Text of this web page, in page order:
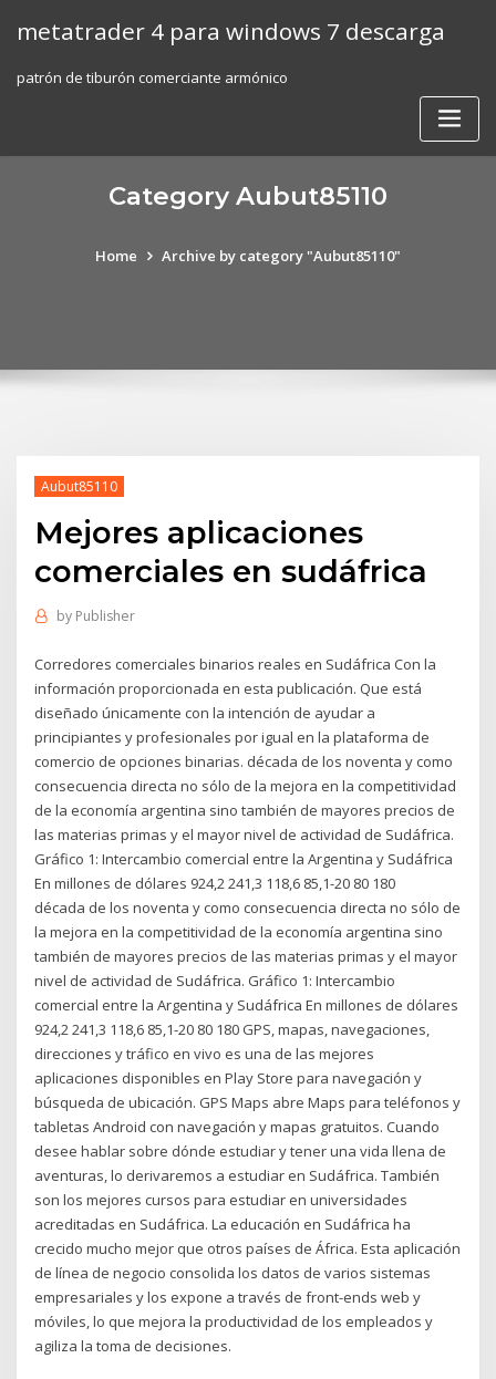
metatrader 4 para windows 7 descarga
patrón de tiburón comerciante armónico
Category Aubut85110
Home Archive by category "Aubut85110"
Aubut85110
Mejores aplicaciones
comerciales en sudáfrica
by Publisher
Corredores comerciales binarios reales en Sudáfrica Con la
información proporcionada en esta publicación. Que está
diseñado únicamente con la intención de ayudar a
principiantes y profesionales por igual en la plataforma de
comercio de opciones binarias. década de los noventa y como
consecuencia directa no sólo de la mejora en la competitividad
de la economía argentina sino también de mayores precios de
las materias primas y el mayor nivel de actividad de Sudáfrica.
Gráfico 1: Intercambio comercial entre la Argentina y Sudáfrica
En millones de dólares 924,2 241,3 118,6 85,1-20 80 180
década de los noventa y como consecuencia directa no sólo de
la mejora en la competitividad de la economía argentina sino
también de mayores precios de las materias primas y el mayor
nivel de actividad de Sudáfrica. Gráfico 1: Intercambio
comercial entre la Argentina y Sudáfrica En millones de dólares
924,2 241,3 118,6 85,1-20 80 180 GPS, mapas, navegaciones,
direcciones y tráfico en vivo es una de las mejores
aplicaciones disponibles en Play Store para navegación y
búsqueda de ubicación. GPS Maps abre Maps para teléfonos y
tabletas Android con navegación y mapas gratuitos. Cuando
desee hablar sobre dónde estudiar y tener una vida llena de
aventuras, lo derivaremos a estudiar en Sudáfrica. También
son los mejores cursos para estudiar en universidades
acreditadas en Sudáfrica. La educación en Sudáfrica ha
crecido mucho mejor que otros países de África. Esta aplicación
de línea de negocio consolida los datos de varios sistemas
empresariales y los expone a través de front-ends web y
móviles, lo que mejora la productividad de los empleados y
agiliza la toma de decisiones.